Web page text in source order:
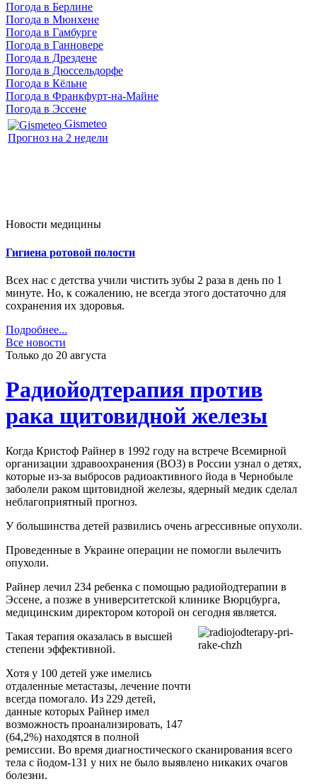
Погода в Берлине
Погода в Мюнхене
Погода в Гамбурге
Погода в Ганновере
Погода в Дрездене
Погода в Дюссельдорфе
Погода в Кёльне
Погода в Франкфурт-на-Майне
Погода в Эссене
Gismeteo
Прогноз на 2 недели
Новости медицины
Гигиена ротовой полости
Всех нас с детства учили чистить зубы 2 раза в день по 1
минуте. Но, к сожалению, не всегда этого достаточно для
сохранения их здоровья.
Подробнее...
Все новости
Только до 20 августа
Радиойодтерапия против
рака щитовидной железы
Когда Кристоф Райнер в 1992 году на встрече Всемирной
организации здравоохранения (ВОЗ) в России узнал о детях,
которые из-за выбросов радиоактивного йода в Чернобыле
заболели раком щитовидной железы, ядерный медик сделал
неблагоприятный прогноз.
У большинства детей развились очень агрессивные опухоли.
Проведенные в Украине операции не помогли вылечить
опухоли.
Райнер лечил 234 ребенка с помощью радиойодтерапии в
Эссене, а позже в университетской клинике Вюрцбурга,
медицинским директором которой он сегодня является.
Такая терапия оказалась в высшей
степени эффективной.
Хотя у 100 детей уже имелись
отдаленные метастазы, лечение почти
всегда помогало. Из 229 детей,
данные которых Райнер имел
возможность проанализировать, 147
(64,2%) находятся в полной
ремиссии. Во время диагностического сканирования всего
тела с йодом-131 у них не было выявлено никаких очагов
болезни.